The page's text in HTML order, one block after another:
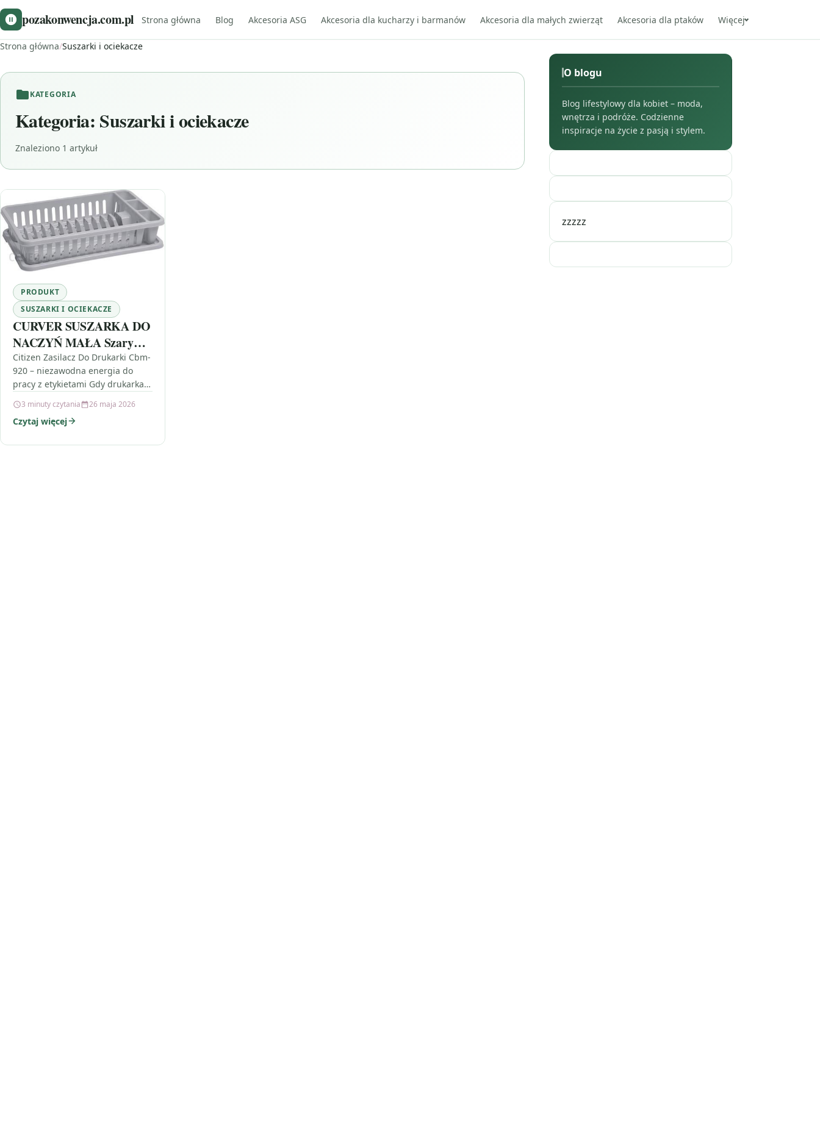
pozakonwencja.com.pl Strona główna Blog Akcesoria ASG Akcesoria dla kucharzy i barmanów Akcesoria dla małych zwierząt Akcesoria dla ptaków Więcej
Strona główna/Suszarki i ociekacze
KATEGORIA
Kategoria: Suszarki i ociekacze
Znaleziono 1 artykuł
PRODUKT
SUSZARKI I OCIEKACZE
CURVER SUSZARKA DO
NACZYŃ MAŁA Szary
lux 173415
Citizen Zasilacz Do Drukarki Cbm-
920 – niezawodna energia do
pracy z etykietami Gdy drukarka
proces przygotowania zamówień i
oznaczeń przebiega…
3 minuty czytania 26 maja 2026
Czytaj więcej
O blogu
Blog lifestylowy dla kobiet – moda,
wnętrza i podróże. Codzienne
inspiracje na życie z pasją i stylem.
zzzzz